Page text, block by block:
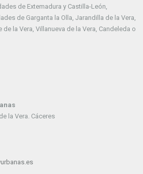
de Extemadura y Castilla-León,
de Garganta la Olla, Jarandilla de la Vera,
la Vera, Villanueva de la Vera, Candeleda o
la Vera. Cáceres